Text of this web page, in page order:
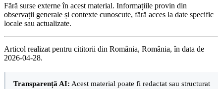
Fără surse externe în acest material. Informațiile provin din
observații generale și contexte cunoscute, fără acces la date specific
locale sau actualizate.
Articol realizat pentru cititorii din România, România, în data de
2026-04-28.
Transparență AI: Acest material poate fi redactat sau structurat